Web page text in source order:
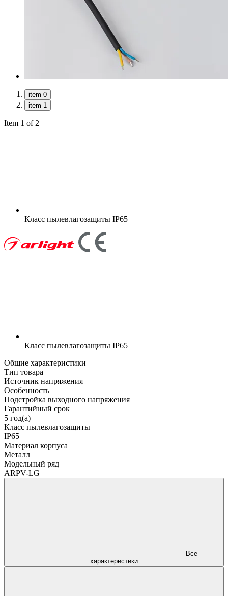
item 0
item 1
Item 1 of 2
Класс пылевлагозащиты IP65
Класс пылевлагозащиты IP65
Общие характеристики
Тип товара
Источник напряжения
Особенность
Подстройка выходного напряжения
Гарантийный срок
5 год(а)
Класс пылевлагозащиты
IP65
Материал корпуса
Металл
Модельный ряд
ARPV-LG
характеристики